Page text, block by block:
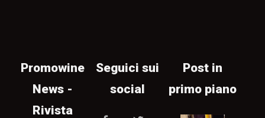
Promowine
News -
Rivista
Seguici sui
social
Post in
primo piano